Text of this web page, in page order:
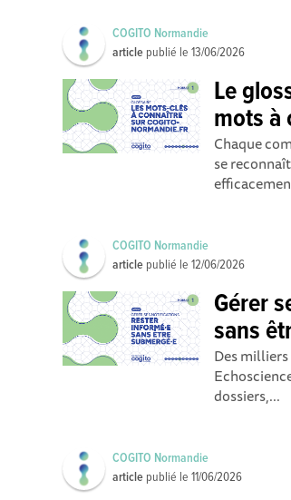
COGITO Normandie
article publié le13/06/2026
Le
mots à
Chaque
se
COGITO Normandie
article publié le12/06/2026
Gérer
sans
Des
dossiers,...
COGITO Normandie
article publié le11/06/2026